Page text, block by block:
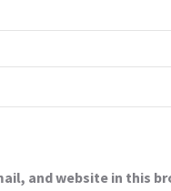
and website in this